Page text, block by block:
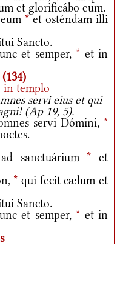
et glorificábo eum.
*et osténdam illi
Sancto.
et semper, * et in
in templo
servi eius et qui
(Ap 19, 5).
servi Dómini, *
sanctuárium * et
* qui fecit cælum et
Sancto.
et semper, * et in